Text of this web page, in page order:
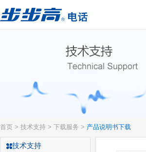
首页 > 技术支持 > 下载服务 > 产品说明书下载
技术支持